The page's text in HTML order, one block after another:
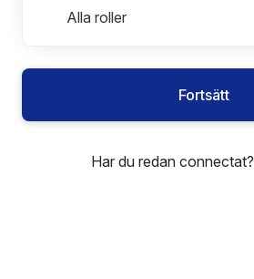
Roller i Försäljning
Alla roller
Key Account Manager
Fortsätt
Har du redan connectat?